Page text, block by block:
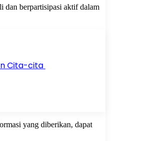
dan berpartisipasi aktif dalam
Cita-cita
yang diberikan, dapat